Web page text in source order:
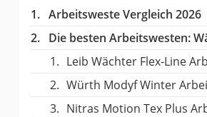
Arbeitsweste Vergleich 2026
Die besten Arbeitswesten:
Leib Wächter Flex-Line
Würth Modyf Winter
Nitras Motion Tex Plus